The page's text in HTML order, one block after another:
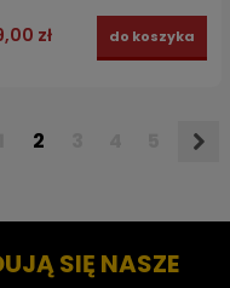
zł do koszyka
2
SIĘ NASZE